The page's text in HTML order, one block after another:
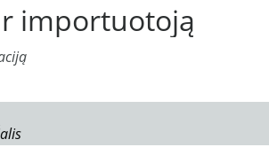
importuotoją